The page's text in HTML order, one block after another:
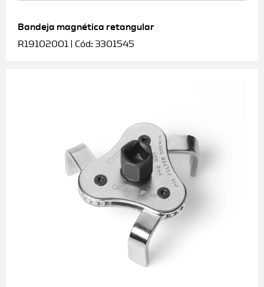
Bandeja magnética retangular
R19102001 | Cód: 3301545